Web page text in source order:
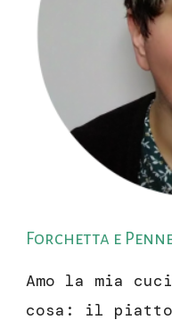
Forchetta e
Amo la mia
cosa: il piatto